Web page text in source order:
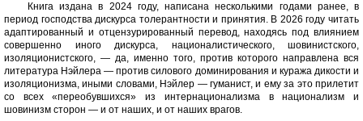
Книга издана в 2024 году, написана несколькими годами ранее, в
период господства дискурса толерантности и принятия. В 2026 году читать
адаптированный и отцензурированный перевод, находясь под влиянием
совершенно иного дискурса, националистического, шовинистского,
изоляционистского, — да, именно того, против которого направлена вся
литература Нэйлера — против силового доминирования и куража дикости и
изоляционизма, иными словами, Нэйлер — гуманист, и ему за это прилетит
со всех «переобувшихся» из интернационализма в национализм и
шовинизм сторон — и от наших, и от наших врагов.